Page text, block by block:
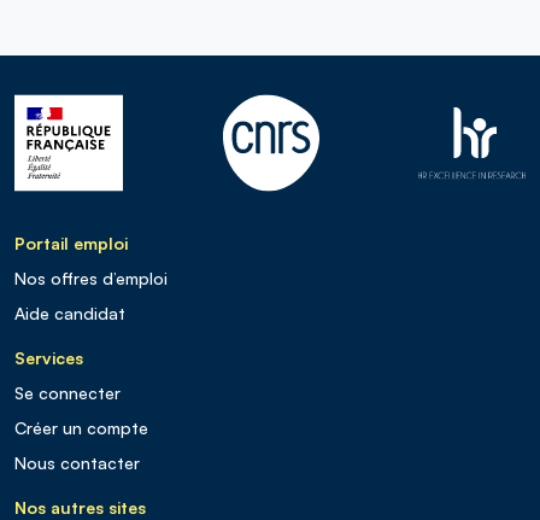
Portail emploi
Nos offres d’emploi
Aide candidat
Services
Se connecter
Créer un compte
Nous contacter
Nos autres sites